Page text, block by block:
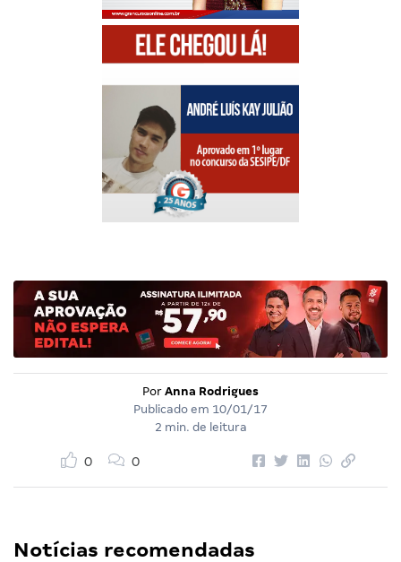
Por Anna Rodrigues
Publicado em 10/01/17
2 min. de leitura
0 0
Notícias recomendadas